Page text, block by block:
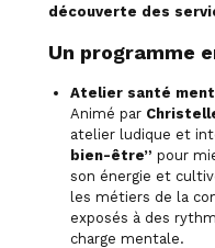
découverte des
Un programme
Atelier santé
Animé par
atelier ludique et
bien-être” pour
son énergie et
les métiers de la
exposés à des
charge mentale.